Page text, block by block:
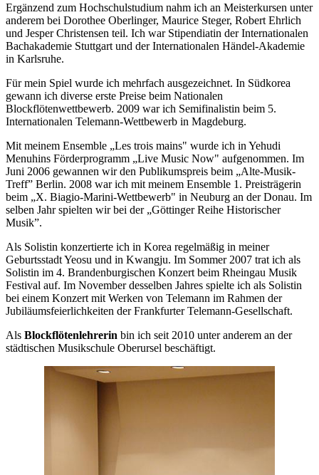
Ergänzend zum Hochschulstudium nahm ich an Meisterkursen unter
anderem bei Dorothee Oberlinger, Maurice Steger, Robert Ehrlich
und Jesper Christensen teil. Ich war Stipendiatin der Internationalen
Bachakademie Stuttgart und der Internationalen Händel-Akademie
in Karlsruhe.
Für mein Spiel wurde ich mehrfach ausgezeichnet. In Südkorea
gewann ich diverse erste Preise beim Nationalen
Blockflötenwettbewerb. 2009 war ich Semifinalistin beim 5.
Internationalen Telemann-Wettbewerb in Magdeburg.
Mit meinem Ensemble „Les trois mains" wurde ich in Yehudi
Menuhins Förderprogramm „Live Music Now" aufgenommen. Im
Juni 2006 gewannen wir den Publikumspreis beim „Alte-Musik-
Treff” Berlin. 2008 war ich mit meinem Ensemble 1. Preisträgerin
beim „X. Biagio-Marini-Wettbewerb" in Neuburg an der Donau. Im
selben Jahr spielten wir bei der „Göttinger Reihe Historischer
Musik”.
Als Solistin konzertierte ich in Korea regelmäßig in meiner
Geburtsstadt Yeosu und in Kwangju. Im Sommer 2007 trat ich als
Solistin im 4. Brandenburgischen Konzert beim Rheingau Musik
Festival auf. Im November desselben Jahres spielte ich als Solistin
bei einem Konzert mit Werken von Telemann im Rahmen der
Jubiläumsfeierlichkeiten der Frankfurter Telemann-Gesellschaft.
Als Blockflötenlehrerin bin ich seit 2010 unter anderem an der
städtischen Musikschule Oberursel beschäftigt.